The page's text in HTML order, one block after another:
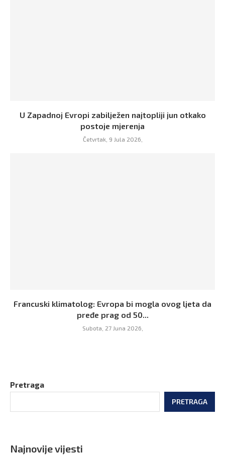
U Zapadnoj Evropi zabilježen najtopliji jun otkako
postoje mjerenja
Četvrtak, 9 Jula 2026,
Francuski klimatolog: Evropa bi mogla ovog ljeta da
pređe prag od 50...
Subota, 27 Juna 2026,
Pretraga
PRETRAGA
Najnovije vijesti